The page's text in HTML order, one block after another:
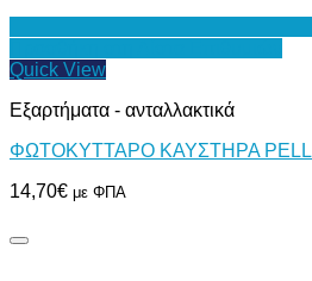
Quick View
Εξαρτήματα - ανταλλακτικά
ΦΩΤΟΚΥΤΤΑΡΟ ΚΑΥΣΤΗΡΑ
14,70€ με ΦΠΑ